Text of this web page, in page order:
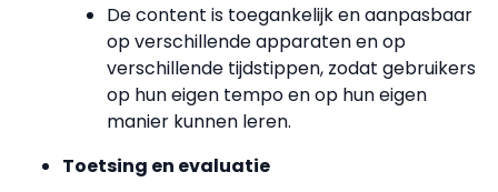
De content is toegankelijk en aanpasbaar
op verschillende apparaten en op
verschillende tijdstippen, zodat gebruikers
op hun eigen tempo en op hun eigen
manier kunnen leren.
Toetsing en evaluatie